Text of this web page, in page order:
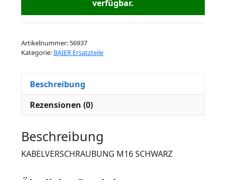
verfügbar.
Artikelnummer: 56937
Kategorie: BAIER Ersatzteile
Beschreibung
Rezensionen (0)
Beschreibung
KABELVERSCHRAUBUNG M16 SCHWARZ